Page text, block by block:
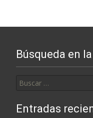
Búsqueda en
Entradas